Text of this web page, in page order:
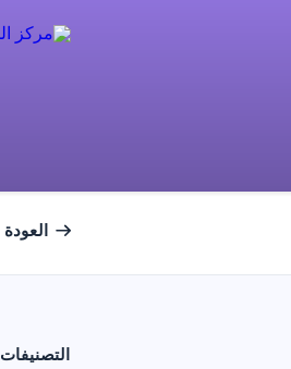
العودة
التصنيفات